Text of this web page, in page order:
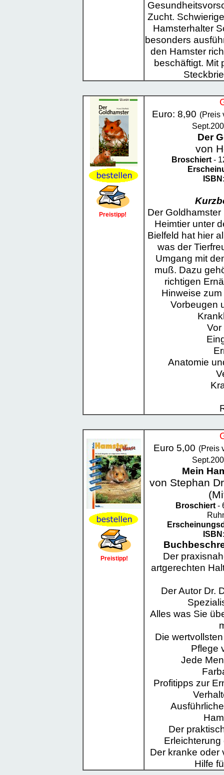
Zucht.
Hamsterhalter
besonders
den Hamster
beschäftigt. Mit
Preistipp!
Euro: 8,90 (Preis
Der
von
Broschiert-
Der
Heimtier unter
Bielfeld hat hier
was der
Umgang mit
muß. Dazu
richtigen
Hinweise
Vorbeugen
Vor
Anatomie
Preistipp!
Euro 5,00 (Preis
Mein
von Stephan
Broschiert -
Der
artgerechten
Der Autor Dr.
Alles was Sie
Die
Pflege
Jede
Profitipps zur
Der
Der kranke oder
Hilfe